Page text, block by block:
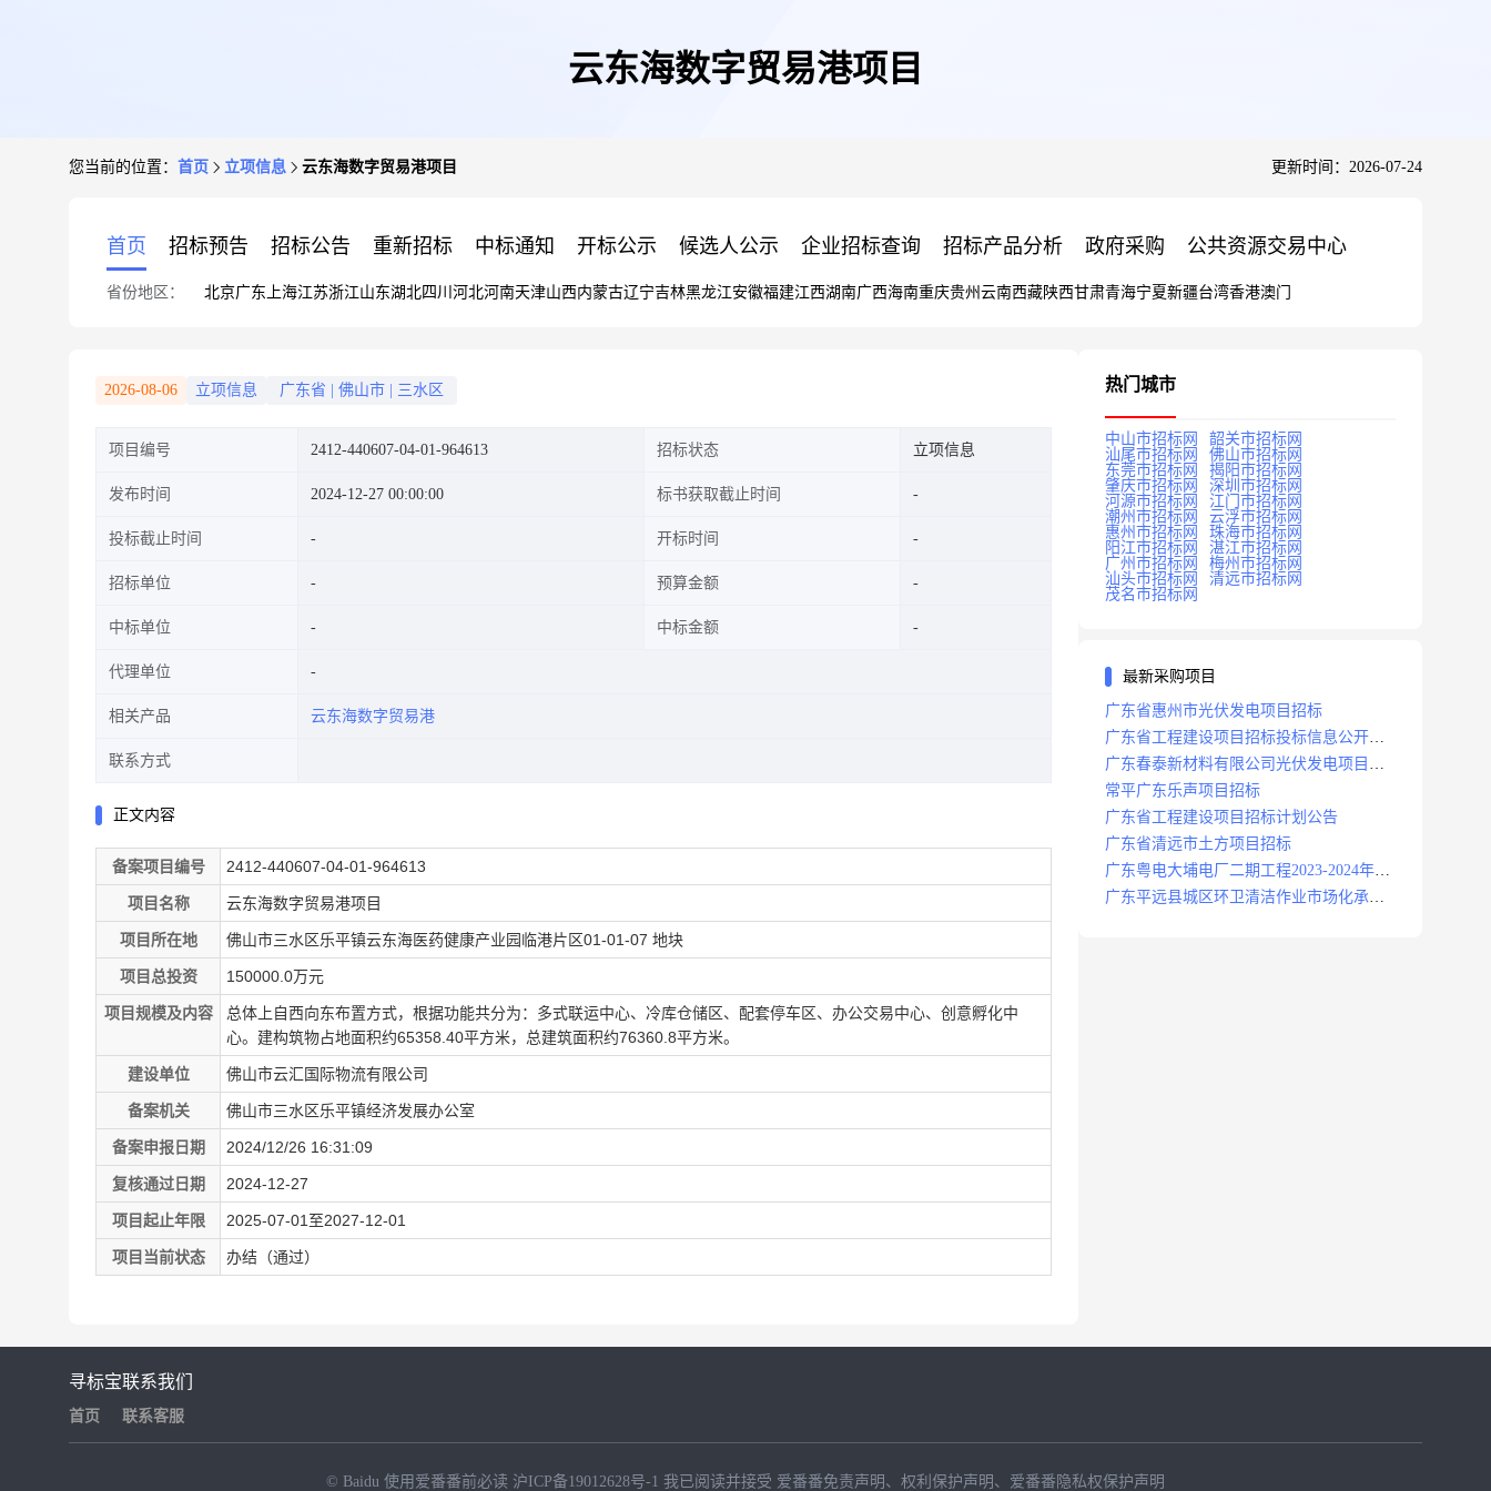
云东海数字贸易港项目
您当前的位置： 首页 立项信息 云东海数字贸易港项目 更新时间：2026-07-24
首页 招标预告 招标公告 重新招标 中标通知 开标公示 候选人公示 企业招标查询 招标产品分析 政府采购 公共资源交易中心
省份地区： 北京广东 上海江苏浙江山东湖北四川 河北河南天津山西内蒙古辽宁吉林黑龙江安徽福建江西湖南广西海南重庆贵州 云南西藏陕西甘肃青海宁夏新疆台湾香港澳门
2026-08-06 立项信息 广东省 佛山市 三水区
项目编号 2412-440607-04-01-964613 招标状态 立项信息
发布时间 2024-12-27 00:00:00 标书获取截止时间
投标截止时间 开标时间
招标单位 预算金额
中标单位 中标金额
代理单位
相关产品 云东海数字贸易港
联系方式
正文内容
备案项目编号 2412-440607-04-01-964613
项目名称 云东海数字贸易港项目
项目所在地 佛山市三水区乐平镇云东海医药健康产业园临港片区01-01-07 地块
项目总投资 150000.0万元
项目规模及内容
总体上自西向东布置方式，根据功能共分为：多式联运中心、冷库仓储区、配套停车区、办公交易中心、创意孵化中
心。建构筑物占地面积约65358.40平方米，总建筑面积约76360.8平方米。
建设单位 佛山市云汇国际物流有限公司
备案机关 佛山市三水区乐平镇经济发展办公室
备案申报日期 2024/12/26 16:31:09
复核通过日期 2024-12-27
项目起止年限 2025-07-01至2027-12-01
项目当前状态 办结（通过）
热门城市
中山市招标网
韶关市招标网
汕尾市招标网
佛山市招标网
东莞市招标网
揭阳市招标网
肇庆市招标网
深圳市招标网
河源市招标网
江门市招标网
潮州市招标网
云浮市招标网
惠州市招标网
珠海市招标网
阳江市招标网
湛江市招标网
广州市招标网
梅州市招标网
汕头市招标网
清远市招标网
茂名市招标网
最新采购项目
广东省惠州市光伏发电项目招标
广东省工程建设项目招标投标信息公开目
录
广东春泰新材料有限公司光伏发电项目招
标
常平广东乐声项目招标
广东省工程建设项目招标计划公告
广东省清远市土方项目招标
广东粤电大埔电厂二期工程2023-2024年度
安保服务项目招标公告
广东平远县城区环卫清洁作业市场化承包
寻标宝
首页
联系我们
联系客服
© Baidu 使用爱番番前必读 沪ICP备19012628号-1 我已阅读并接受 爱番番免责声明 、 权利保护声明 、 爱番番隐私权保护声明